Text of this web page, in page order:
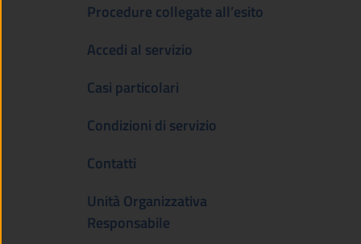
Procedure collegate all’esito
Accedi al servizio
Casi particolari
Condizioni di servizio
Contatti
Unità Organizzativa
Responsabile